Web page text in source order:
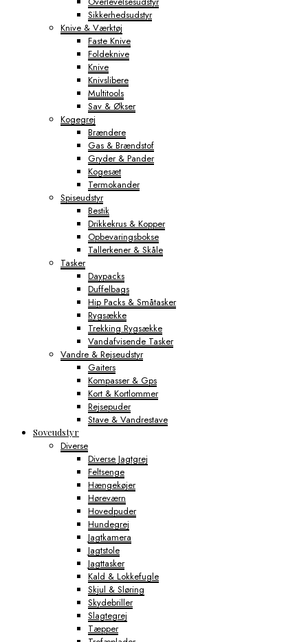
Sikkerhedsudstyr
Knive & Værktøj
Faste Knive
Foldeknive
Knive
Knivslibere
Multitools
Sav & Økser
Kogegrej
Brændere
Gas & Brændstof
Gryder & Pander
Kogesæt
Termokander
Spiseudstyr
Bestik
Drikkekrus & Kopper
Opbevaringsbokse
Tallerkener & Skåle
Tasker
Daypacks
Duffelbags
Hip Packs & Småtasker
Rygsække
Trekking Rygsække
Vandafvisende Tasker
Vandre & Rejseudstyr
Gaiters
Kompasser & Gps
Kort & Kortlommer
Rejsepuder
Stave & Vandrestave
Soveudstyr
Diverse
Diverse Jagtgrej
Feltsenge
Hængekøjer
Høreværn
Hovedpuder
Hundegrej
Jagtkamera
Jagtstole
Jagttasker
Kald & Lokkefugle
Skjul & Sløring
Skydebriller
Slagtegrej
Tæpper